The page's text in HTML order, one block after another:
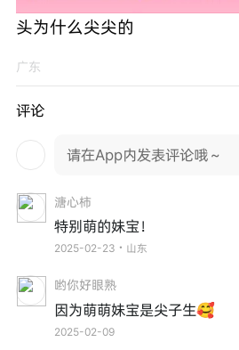
头为什么尖尖的
广东
评论
请在App内发表评论哦～
溏心柿
特别萌的妹宝！
2025-02-23・山东
哟你好眼熟
因为萌萌妹宝是尖子生🥰
2025-02-09